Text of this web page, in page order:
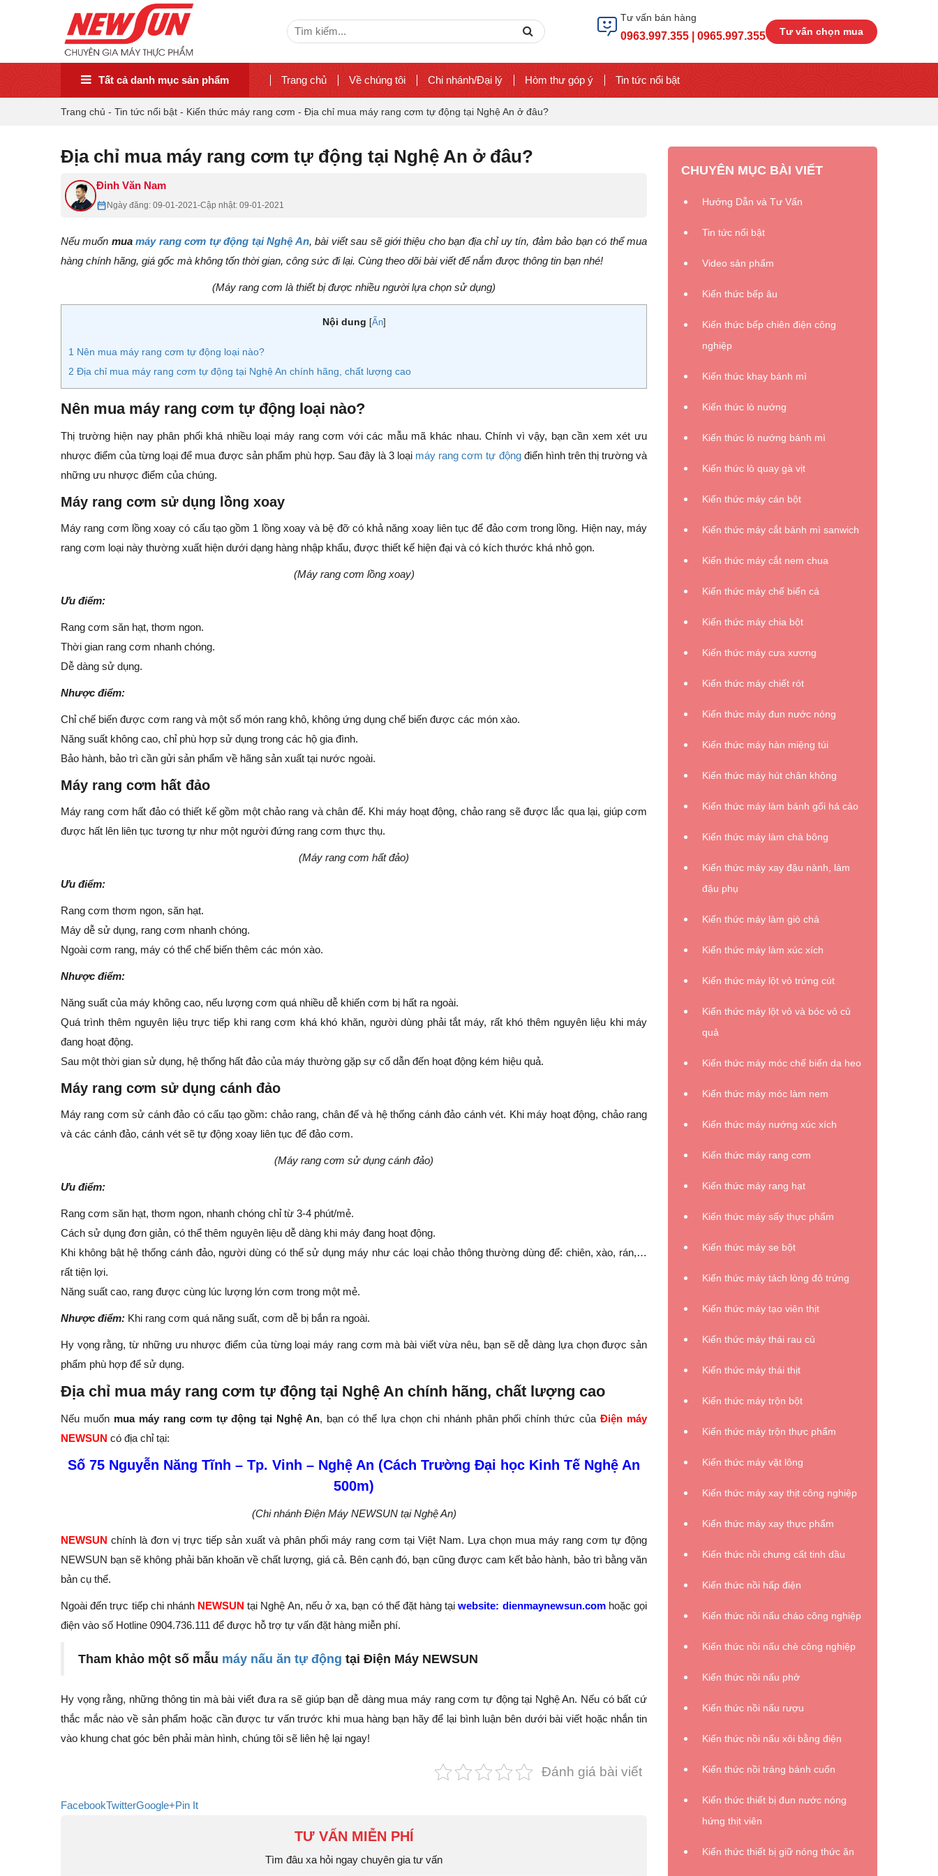
Search
Search
Tư vấn bán hàng
0963.997.355 | 0965.997.355 Tư vấn chọn mua
Tất cả danh mục sản phẩm Trang chủ Về chúng tôi Chi nhánh/Đại lý Hòm thư góp ý Tin tức nổi bật
Trang chủ - Tin tức nổi bật - Kiến thức máy rang cơm - Địa chỉ mua máy rang cơm tự động tại Nghệ An ở đâu?
Địa chỉ mua máy rang cơm tự động tại Nghệ An ở đâu?
Đinh Văn Nam
Ngày đăng: 09-01-2021-Cập nhật: 09-01-2021
Nếu muốn muamáy rang cơm tự động tại Nghệ An, bài viết sau sẽ giới thiệu cho bạn địa chỉ uy tín, đảm bảo bạn có thể mua
hàng chính hãng, giá gốc mà không tốn thời gian, công sức đi lại. Cùng theo dõi bài viết để nắm được thông tin bạn nhé!
(Máy rang cơm là thiết bị được nhiều người lựa chọn sử dụng)
Nội dung [Ẩn]
1 Nên mua máy rang cơm tự động loại nào?
2 Địa chỉ mua máy rang cơm tự động tại Nghệ An chính hãng, chất lượng cao
Nên mua máy rang cơm tự động loại nào?
Thị trường hiện nay phân phối khá nhiều loại máy rang cơm với các mẫu mã khác nhau. Chính vì vậy, bạn cần xem xét ưu
nhược điểm của từng loại để mua được sản phẩm phù hợp. Sau đây là 3 loại máy rang cơm tự độngđiển hình trên thị trường và
những ưu nhược điểm của chúng.
Máy rang cơm sử dụng lồng xoay
Máy rang cơm lồng xoay có cấu tạo gồm 1 lồng xoay và bệ đỡ có khả năng xoay liên tục để đảo cơm trong lồng. Hiện nay, máy
rang cơm loại này thường xuất hiện dưới dạng hàng nhập khẩu, được thiết kế hiện đại và có kích thước khá nhỏ gọn.
(Máy rang cơm lồng xoay)
Ưu điểm:
Rang cơm săn hạt, thơm ngon.
Thời gian rang cơm nhanh chóng.
Dễ dàng sử dụng.
Nhược điểm:
Chỉ chế biến được cơm rang và một số món rang khô, không ứng dụng chế biến được các món xào.
Năng suất không cao, chỉ phù hợp sử dụng trong các hộ gia đình.
Bảo hành, bảo trì cần gửi sản phẩm về hãng sản xuất tại nước ngoài.
Máy rang cơm hất đảo
Máy rang cơm hất đảo có thiết kế gồm một chảo rang và chân đế. Khi máy hoạt động, chảo rang sẽ được lắc qua lại, giúp cơm
được hất lên liên tục tương tự như một người đứng rang cơm thực thụ.
(Máy rang cơm hất đảo)
Ưu điểm:
Rang cơm thơm ngon, săn hạt.
Máy dễ sử dụng, rang cơm nhanh chóng.
Ngoài cơm rang, máy có thể chế biến thêm các món xào.
Nhược điểm:
Năng suất của máy không cao, nếu lượng cơm quá nhiều dễ khiến cơm bị hất ra ngoài.
Quá trình thêm nguyên liệu trực tiếp khi rang cơm khá khó khăn, người dùng phải tắt máy, rất khó thêm nguyên liệu khi máy
đang hoạt động.
Sau một thời gian sử dụng, hệ thống hất đảo của máy thường gặp sự cố dẫn đến hoạt động kém hiệu quả.
Máy rang cơm sử dụng cánh đảo
Máy rang cơm sử cánh đảo có cấu tạo gồm: chảo rang, chân đế và hệ thống cánh đảo cánh vét. Khi máy hoạt động, chảo rang
và các cánh đảo, cánh vét sẽ tự động xoay liên tục để đảo cơm.
(Máy rang cơm sử dụng cánh đảo)
Ưu điểm:
Rang cơm săn hạt, thơm ngon, nhanh chóng chỉ từ 3-4 phút/mẻ.
Cách sử dụng đơn giản, có thể thêm nguyên liệu dễ dàng khi máy đang hoạt động.
Khi không bật hệ thống cánh đảo, người dùng có thể sử dụng máy như các loại chảo thông thường dùng để: chiên, xào, rán,…
rất tiện lợi.
Năng suất cao, rang được cùng lúc lượng lớn cơm trong một mẻ.
Nhược điểm: Khi rang cơm quá năng suất, cơm dễ bị bắn ra ngoài.
Hy vọng rằng, từ những ưu nhược điểm của từng loại máy rang cơm mà bài viết vừa nêu, bạn sẽ dễ dàng lựa chọn được sản
phẩm phù hợp để sử dụng.
Địa chỉ mua máy rang cơm tự động tại Nghệ An chính hãng, chất lượng cao
Nếu muốn mua máy rang cơm tự động tại Nghệ An, bạn có thể lựa chọn chi nhánh phân phối chính thức củaĐiện máy
NEWSUN có địa chỉ tại:
Số 75 Nguyễn Năng Tĩnh – Tp. Vinh – Nghệ An (Cách Trường Đại học Kinh Tế Nghệ An
500m)
(Chi nhánh Điện Máy NEWSUN tại Nghệ An)
NEWSUN chính là đơn vị trực tiếp sản xuất và phân phối máy rang cơm tại Việt Nam. Lựa chọn mua máy rang cơm tự động
NEWSUN bạn sẽ không phải băn khoăn về chất lượng, giá cả. Bên cạnh đó, bạn cũng được cam kết bảo hành, bảo trì bằng văn
bản cụ thể.
Ngoài đến trực tiếp chi nhánh NEWSUN tại Nghệ An, nếu ở xa, bạn có thể đặt hàng tạiwebsite: dienmaynewsun.comhoặc gọi
điện vào số Hotline 0904.736.111 để được hỗ trợ tự vấn đặt hàng miễn phí.
Tham khảo một số mẫu máy nấu ăn tự động tại Điện Máy NEWSUN
Hy vọng rằng, những thông tin mà bài viết đưa ra sẽ giúp bạn dễ dàng mua máy rang cơm tự động tại Nghệ An. Nếu có bất cứ
thắc mắc nào về sản phẩm hoặc cần được tư vấn trước khi mua hàng bạn hãy để lại bình luận bên dưới bài viết hoặc nhắn tin
vào khung chat góc bên phải màn hình, chúng tôi sẽ liên hệ lại ngay!
Đánh giá bài viết
FacebookTwitterGoogle+Pin It
TƯ VẤN MIỄN PHÍ
Tìm đâu xa hỏi ngay chuyên gia tư vấn
CHUYÊN MỤC BÀI VIẾT
Hướng Dẫn và Tư Vấn
Tin tức nổi bật
Video sản phẩm
Kiến thức bếp âu
Kiến thức bếp chiên điện công
nghiệp
Kiến thức khay bánh mì
Kiến thức lò nướng
Kiến thức lò nướng bánh mì
Kiến thức lò quay gà vịt
Kiến thức máy cán bột
Kiến thức máy cắt bánh mì sanwich
Kiến thức máy cắt nem chua
Kiến thức máy chế biến cá
Kiến thức máy chia bột
Kiến thức máy cưa xương
Kiến thức máy chiết rót
Kiến thức máy đun nước nóng
Kiến thức máy hàn miệng túi
Kiến thức máy hút chân không
Kiến thức máy làm bánh gối há cảo
Kiến thức máy làm chà bông
Kiến thức máy xay đậu nành, làm
đậu phụ
Kiến thức máy làm giò chả
Kiến thức máy làm xúc xích
Kiến thức máy lột vỏ trứng cút
Kiến thức máy lột vỏ và bóc vỏ củ
quả
Kiến thức máy móc chế biến da heo
Kiến thức máy móc làm nem
Kiến thức máy nướng xúc xích
Kiến thức máy rang cơm
Kiến thức máy rang hạt
Kiến thức máy sấy thực phẩm
Kiến thức máy se bột
Kiến thức máy tách lòng đỏ trứng
Kiến thức máy tạo viên thịt
Kiến thức máy thái rau củ
Kiến thức máy thái thịt
Kiến thức máy trộn bột
Kiến thức máy trộn thực phẩm
Kiến thức máy vặt lông
Kiến thức máy xay thịt công nghiệp
Kiến thức máy xay thực phẩm
Kiến thức nồi chưng cất tinh dầu
Kiến thức nồi hấp điện
Kiến thức nồi nấu cháo công nghiệp
Kiến thức nồi nấu chè công nghiệp
Kiến thức nồi nấu phở
Kiến thức nồi nấu rượu
Kiến thức nồi nấu xôi bằng điện
Kiến thức nồi tráng bánh cuốn
Kiến thức thiết bị đun nước nóng
hứng thịt viên
Kiến thức thiết bị giữ nóng thức ăn